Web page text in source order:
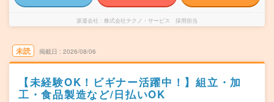
派遣会社 株式会社テクノ・サービス 採用担当
未読 掲載日 2026/08/06
【未経験OK！ビギナー活躍中！】組立・加
工・食品製造など/日払いOK